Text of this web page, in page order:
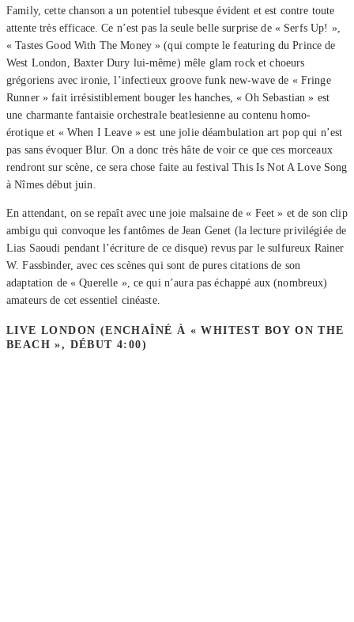
Family, cette chanson a un potentiel tubesque évident et est contre toute
attente très efficace. Ce n’est pas la seule belle surprise de « Serfs Up! »,
« Tastes Good With The Money » (qui compte le featuring du Prince de
West London, Baxter Dury lui-même) mêle glam rock et choeurs
grégoriens avec ironie, l’infectieux groove funk new-wave de « Fringe
Runner » fait irrésistiblement bouger les hanches, « Oh Sebastian » est
une charmante fantaisie orchestrale beatlesienne au contenu homo-
érotique et « When I Leave » est une jolie déambulation art pop qui n’est
pas sans évoquer Blur. On a donc très hâte de voir ce que ces morceaux
rendront sur scène, ce sera chose faite au festival This Is Not A Love Song
à Nîmes début juin.
En attendant, on se repaît avec une joie malsaine de « Feet » et de son clip
ambigu qui convoque les fantômes de Jean Genet (la lecture privilégiée de
Lias Saoudi pendant l’écriture de ce disque) revus par le sulfureux Rainer
W. Fassbinder, avec ces scènes qui sont de pures citations de son
adaptation de « Querelle », ce qui n’aura pas échappé aux (nombreux)
amateurs de cet essentiel cinéaste.
LIVE LONDON (ENCHAÎNÉ À « WHITEST BOY ON THE
BEACH », DÉBUT 4:00)